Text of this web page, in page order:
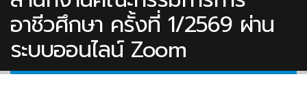
อาชีวศึกษา ครั้งที่ 1/2569 ผ่าน
ระบบออนไลน์ Zoom